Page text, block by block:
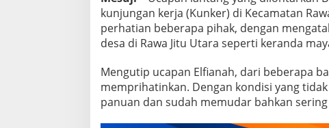
a
w
a
j
u
U
t
kunjungan kerja (Kunker) di Kecamatan
perhatian beberapa pihak, dengan
desa di Rawa Jitu Utara seperti keranda
Mengutip ucapan Elfianah, dari beberapa
memprihatinkan. Dengan kondisi yang
panuan dan sudah memudar bahkan